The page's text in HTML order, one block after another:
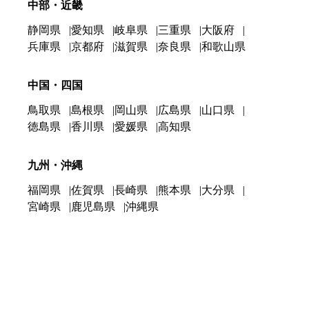
中部・近畿
静岡県 愛知県 岐阜県 三重県
大阪府
兵庫県
京都府 滋賀県 奈良県 和歌山県
中国・四国
鳥取県 島根県 岡山県 広島県
山口県
徳島県
香川県 愛媛県 高知県
九州・沖縄
福岡県 佐賀県 長崎県 熊本県
大分県
宮崎県
鹿児島県 沖縄県